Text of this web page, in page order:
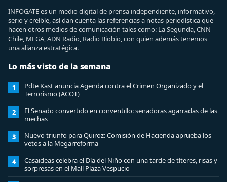
INFOGATE es un medio digital de prensa independiente, informativo,
serio y creíble, así dan cuenta las referencias a notas periodística que
hacen otros medios de comunicación tales como: La Segunda, CNN
Chile, MEGA, ADN Radio, Radio Biobio, con quien además tenemos
una alianza estratégica.
Lo más visto de la semana
1
Pdte Kast anuncia Agenda contra el Crimen Organizado y el
Terrorismo (ACOT)
2
El Senado convertido en conventillo: senadoras agarradas de las
mechas
3
Nuevo triunfo para Quiroz: Comisión de Hacienda aprueba los
vetos a la Megarreforma
4
Casaideas celebra el Día del Niño con una tarde de títeres, risas y
sorpresas en el Mall Plaza Vespucio